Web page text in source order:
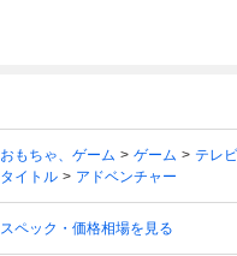
おもちゃ、ゲーム ゲーム テレ
タイトル
アドベンチャー
スペック・価格相場を見る